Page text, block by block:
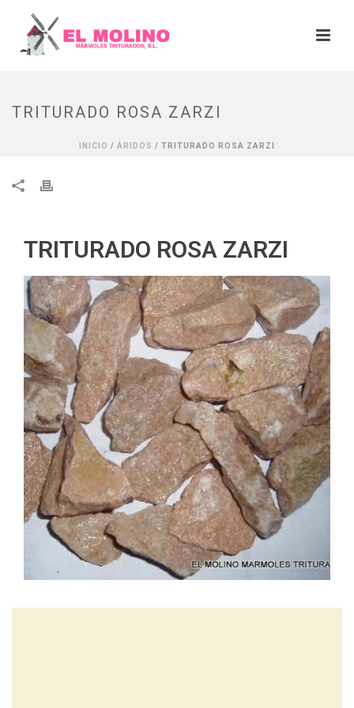
TRITURADO ROSA ZARZI
INICIO / ÁRIDOS / TRITURADO ROSA ZARZI
TRITURADO ROSA ZARZI